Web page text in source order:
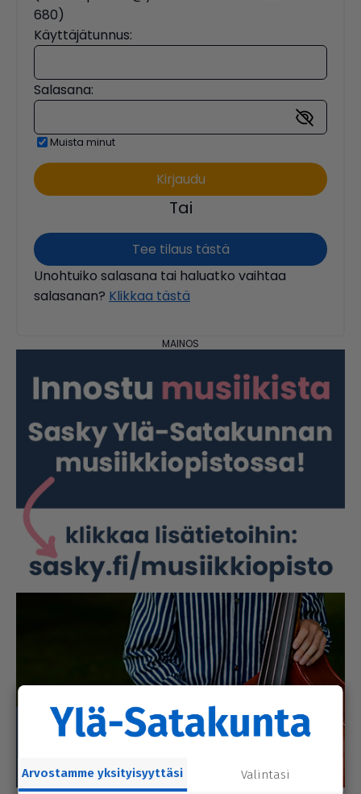
680)
Käyttäjätunnus:
Salasana:
Muista minut
Tai
Tee tilaus tästä
Unohtuiko salasana tai haluatko vaihtaa
salasanan? Klikkaa tästä
Arvostamme yksityisyyttäsi Valintasi